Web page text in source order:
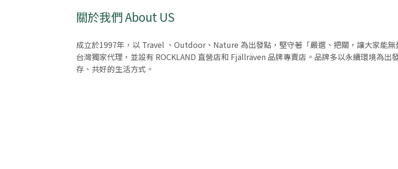
關於我們 About US
成立於1997年，以 Travel 、Outdoor、Nature 為出發點，堅守著「嚴選、把關，讓大家能
台灣獨家代理，並設有 ROCKLAND 直營店和 Fjällräven 品牌專賣店。品牌多以永續環境為
存、共好的生活方式。